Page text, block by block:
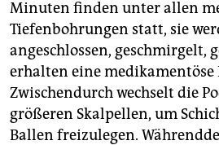
Minuten finden unter allen
Tiefenbohrungen statt, sie
angeschlossen, geschmirgelt,
erhalten eine
Zwischendurch wechselt die
größeren Skalpellen, um
Ballen freizulegen.